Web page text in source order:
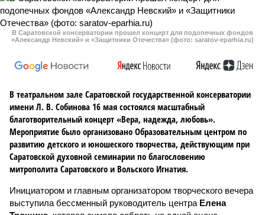
В Саратовской консерватории прошел концерт для подопечных фондов
«Александр Невский» и «Защитники Отечества» (фото: saratov-eparhia.ru)
В театральном зале Саратовской государственной консерватории
имени Л. В. Собинова 16 мая состоялся масштабный
благотворительный концерт «Вера, надежда, любовь».
Мероприятие было организовано Образовательным центром по
развитию детского и юношеского творчества, действующим при
Саратовской духовной семинарии по благословению
митрополита Саратовского и Вольского Игнатия.
Инициатором и главным организатором творческого вечера
выступила бессменный руководитель центра Елена